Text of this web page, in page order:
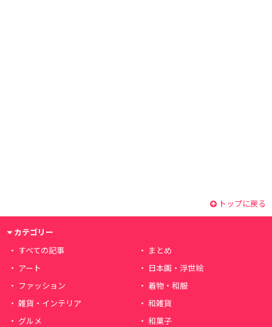
トップに戻る
カテゴリー
すべての記事
まとめ
アート
日本画・浮世絵
ファッション
着物・和服
雑貨・インテリア
和雑貨
グルメ
和菓子